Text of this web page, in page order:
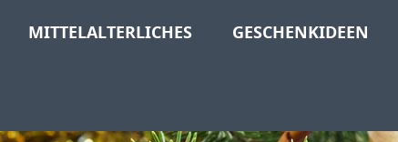
MITTELALTERLICHES GESCHENKIDEEN